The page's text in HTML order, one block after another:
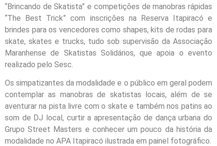
“Brincando de Skatista” e competições de manobras rápidas
“The Best Trick” com inscrições na Reserva Itapiracó e
brindes para os vencedores como shapes, kits de rodas para
skate, skates e trucks, tudo sob supervisão da Associação
Maranhense de Skatistas Solidários, que apoia o evento
realizado pelo Sesc.
Os simpatizantes da modalidade e o público em geral podem
contemplar as manobras de skatistas locais, além de se
aventurar na pista livre com o skate e também nos patins ao
som de DJ local, curtir a apresentação de dança urbana do
Grupo Street Masters e conhecer um pouco da história da
modalidade no APA Itapiracó ilustrada em painel fotográfico.